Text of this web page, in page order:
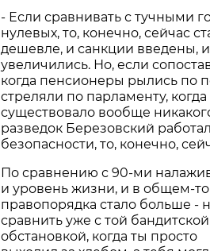
- Если сравнивать с тучными
нулевых, то, конечно, сейчас
дешевле, и санкции введены,
увеличились. Но, если
когда пенсионеры рылись по
стреляли по парламенту,
существовало вообще
разведок Березовский
безопасности, то, конечно,
По сравнению с 90-ми
и уровень жизни, и в общем-то
правопорядка стало больше -
сравнить уже с той бандитской
обстановкой, когда ты просто